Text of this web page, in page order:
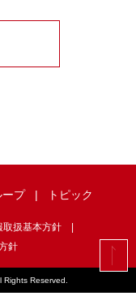
ープ トピック
取扱基本方針
針
Reserved.